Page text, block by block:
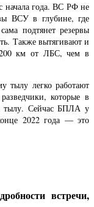
начала года. ВС РФ не
ВСУ в глубине, где
подтянет резервы
Также вытягивают и
200 км от ЛБС, чем в
тылу легко работают
которые в
тылу. Сейчас БПЛА у
2022 года — это
встречи,